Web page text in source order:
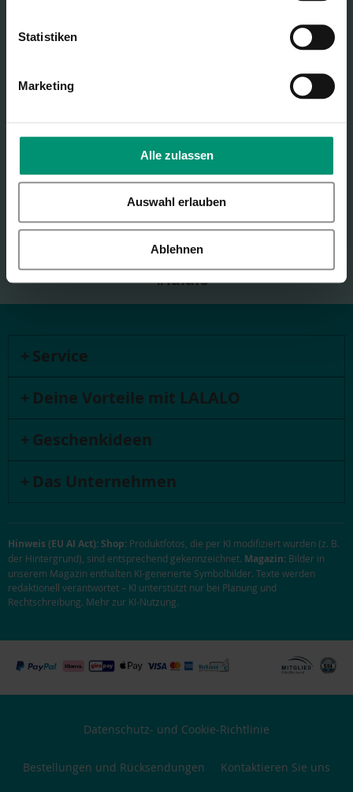
Statistiken
Marketing
Alle zulassen
Auswahl erlauben
Ablehnen
+49 221 64000780
Lass' uns Freunde sein
#lalalo
Service
Deine Vorteile mit LALALO
Geschenkideen
Das Unternehmen
Hinweis (EU AI Act):Shop: Produktfotos, die per KI modifiziert wurden (z. B.
der Hintergrund), sind entsprechend gekennzeichnet. Magazin: Bilder in
unserem Magazin enthalten KI-generierte Symbolbilder. Texte werden
redaktionell verantwortet – KI unterstützt nur bei Planung und
Rechtschreibung. Mehr zur KI-Nutzung.
Datenschutz- und Cookie-Richtlinie
Bestellungen und Rücksendungen Kontaktieren Sie uns